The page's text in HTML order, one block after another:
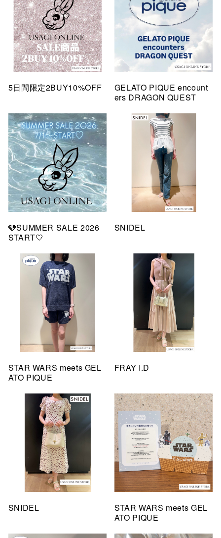
5日間限定2BUY10%OFF
GELATO PIQUE encount
ers DRAGON QUEST
🩵SUMMER SALE 2026
START🤍
SNIDEL
STAR WARS meets GEL
ATO PIQUE
FRAY I.D
SNIDEL
STAR WARS meets GEL
ATO PIQUE